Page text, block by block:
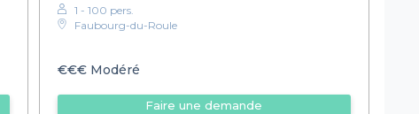
1 - 100 pers.
Faubourg-du-Roule
€€€Modéré
Faire une demande